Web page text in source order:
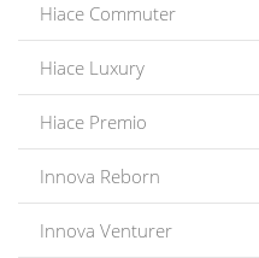
Hiace Commuter
Hiace Luxury
Hiace Premio
Innova Reborn
Innova Venturer